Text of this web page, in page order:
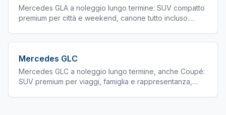
Mercedes GLA a noleggio lungo termine: SUV compatto
premium per città e weekend, canone tutto incluso.
Mercedes GLC
Mercedes GLC a noleggio lungo termine, anche Coupé:
SUV premium per viaggi, famiglia e rappresentanza,